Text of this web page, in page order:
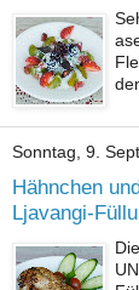
Sonntag, 9.
Hähnchen
Ljavangi-